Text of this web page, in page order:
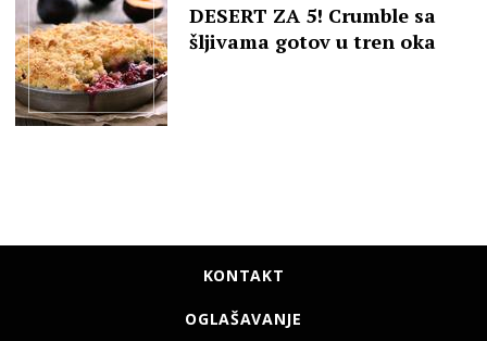
DESERT ZA 5! Crumble sa
šljivama gotov u tren oka
KONTAKT
OGLAŠAVANJE